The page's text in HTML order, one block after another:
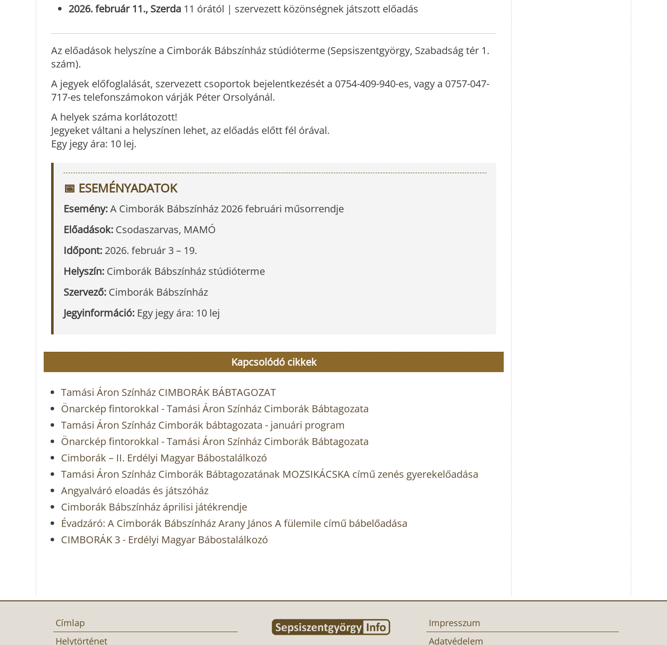
2026. február 11., Szerda 11 órától | szervezett közönségnek játszott előadás
Az előadások helyszíne a Cimborák Bábszínház stúdióterme (Sepsiszentgyörgy, Szabadság tér 1.
szám).
A jegyek előfoglalását, szervezett csoportok bejelentkezését a 0754-409-940-es, vagy a 0757-047-
717-es telefonszámokon várják Péter Orsolyánál.
A helyek száma korlátozott!
Jegyeket váltani a helyszínen lehet, az előadás előtt fél órával.
Egy jegy ára: 10 lej.
📅 ESEMÉNYADATOK
Esemény:A Cimborák Bábszínház 2026 februári műsorrendje
Előadások: Csodaszarvas, MAMÓ
Időpont: 2026. február 3 – 19.
Helyszín: Cimborák Bábszínház stúdióterme
Szervező: Cimborák Bábszínház
Jegyinformáció: Egy jegy ára: 10 lej
Kapcsolódó cikkek
Tamási Áron Színház CIMBORÁK BÁBTAGOZAT
Önarckép fintorokkal - Tamási Áron Színház Cimborák Bábtagozata
Tamási Áron Színház Cimborák bábtagozata - januári program
Önarckép fintorokkal - Tamási Áron Színház Cimborák Bábtagozata
Cimborák – II. Erdélyi Magyar Bábostalálkozó
Tamási Áron Színház Cimborák Bábtagozatának MOZSIKÁCSKA című zenés gyerekelőadása
Angyalváró eloadás és játszóház
Cimborák Bábszínház áprilisi játékrendje
Évadzáró: A Cimborák Bábszínház Arany János A fülemile című bábelőadása
CIMBORÁK 3 - Erdélyi Magyar Bábostalálkozó
Címlap
Helytörténet
Impresszum
Adatvédelem